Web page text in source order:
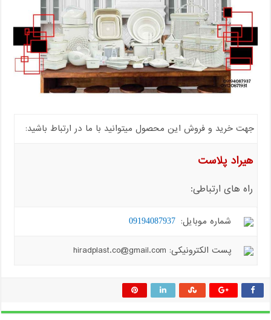
جهت خرید و فروش این محصول میتوانید با ما در ارتباط باشید:
هیراد پلاست
راه های ارتباطی:
شماره موبایل: 09194087937
پست الکترونیکی: hiradplast.co@gmail.com